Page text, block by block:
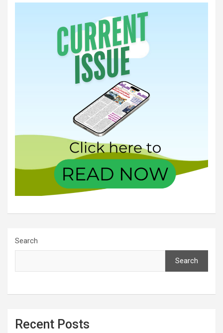
Search
Search
Recent Posts